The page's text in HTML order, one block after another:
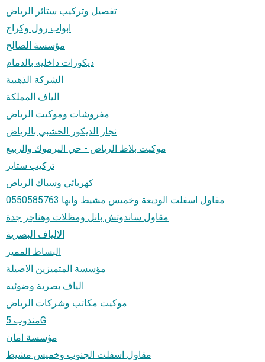
تفصيل وتركيب ستائر الرياض
ابواب رول وكراج
مؤسسة الصالح
ديكورات داخليه بالدمام
الشركة الذهبية
الياف المملكة
مفروشات وموكيت الرياض
نجار الديكور الخشبي بالرياض
موكيت بلاط الرياض - حي اليرموك والربيع
تركيب ستاير
كهربائي وسباك الرياض
مقاول اسفلت الوديعة وخميس مشيط وابها 0550585763
مقاول ساندوتش بانل ومظلات وهناجر جدة
الالياف البصرية
البساط المميز
مؤسسة المتميزين الاصيلة
الياف بصرية وضوئيه
موكيت مكاتب وشركات الرياض
مندوب 5G
مؤسسة امان
مقاول اسفلت الجنوب وخميس مشيط